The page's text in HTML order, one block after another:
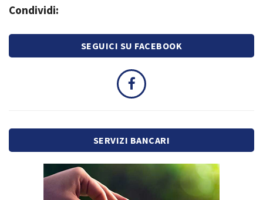
Condividi:
SEGUICI SU FACEBOOK
SERVIZI BANCARI